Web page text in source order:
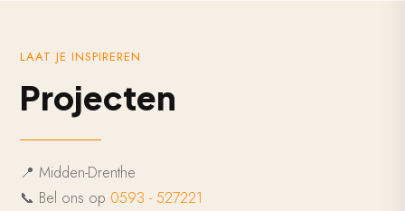
LAAT JE INSPIREREN
Projecten
📍 Midden-Drenthe
📞 Bel ons op 0593 - 527221​